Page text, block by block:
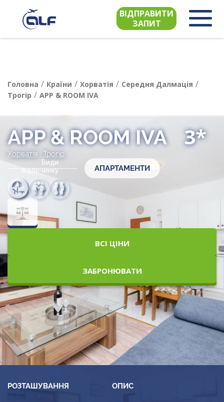
ВІДПРАВИТИ
ЗАПИТ
Головна / Країни / Хорватія / Середня Далмація /
Трогір / APP & ROOM IVA
РОЗТАШУВАННЯ ОПИС
APP & ROOM IVA 3*
Хорватія , Трогір
Види
відпочинку
АПАРТАМЕНТИ
ВСІ ЦІНИ
ЗАБРОНЮВАТИ